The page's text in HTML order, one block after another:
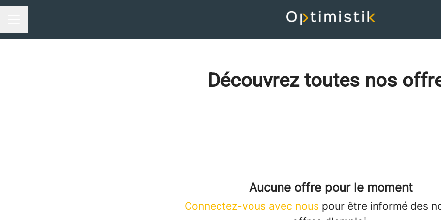
Découvrez toutes nos
Aucune offre pour le moment
Connectez-vous avec nous pour être informé des